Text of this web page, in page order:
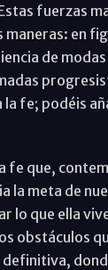
fuerzas
maneras: en
de
la fe; podéis
fe que,
la meta de
lo que ella
obstáculos